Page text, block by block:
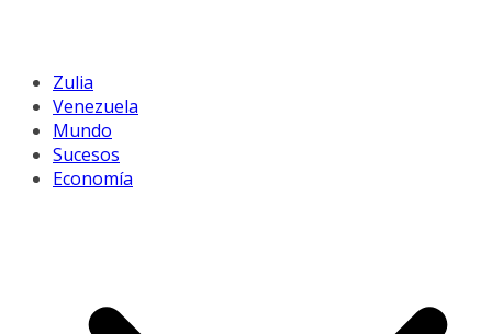
Zulia
Venezuela
Mundo
Sucesos
Economía